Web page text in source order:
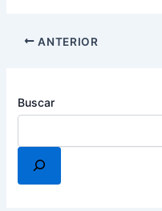
ANTERIOR
Buscar